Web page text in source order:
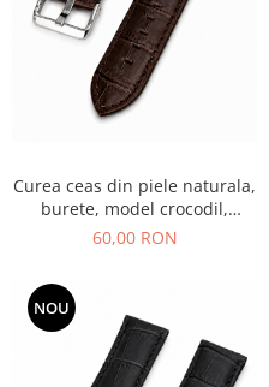
Curea ceas din piele naturala,
burete, model crocodil,
catarama din otel inoxidabil,
60,00 RON
NOU